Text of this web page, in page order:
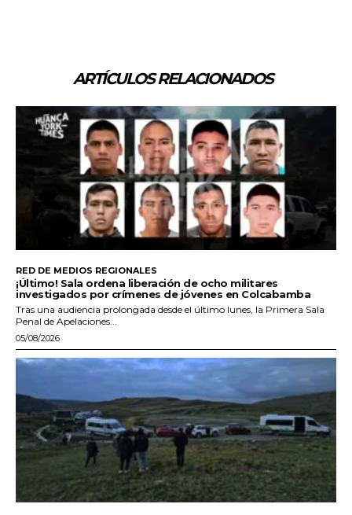
ARTÍCULOS RELACIONADOS
RED DE MEDIOS REGIONALES
¡Último! Sala ordena liberación de ocho militares
investigados por crímenes de jóvenes en Colcabamba
Tras una audiencia prolongada desde el último lunes, la Primera Sala
Penal de Apelaciones...
05/08/2026